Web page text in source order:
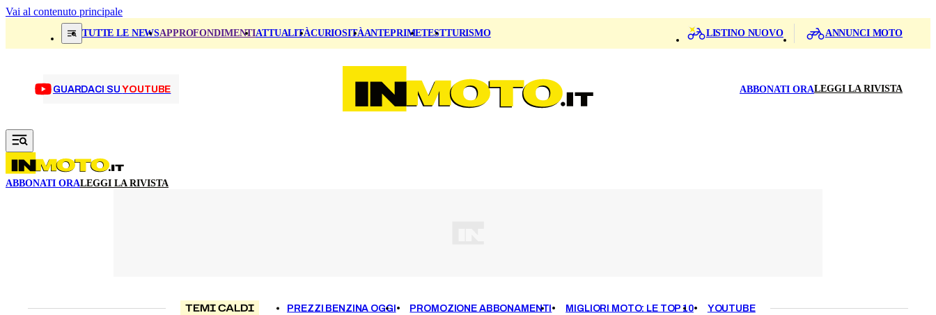
Vai al contenuto principale
TUTTE LE NEWSAPPROFONDIMENTIATTUALITÀCURIOSITÀANTEPRIMETESTTURISMO LISTINO NUOVO ANNUNCI MOTO
GUARDACI SUYOUTUBE ABBONATI ORALEGGI LA RIVISTA
ABBONATI ORALEGGI LA RIVISTA
TEMI CALDI PREZZI BENZINA OGGI PROMOZIONE ABBONAMENTI MIGLIORI MOTO: LE TOP 10 YOUTUBE